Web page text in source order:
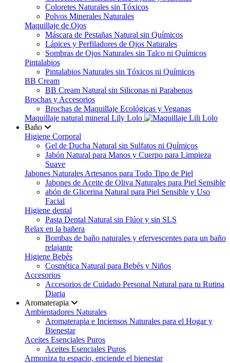
Coloretes Naturales sin Tóxicos
Polvos Minerales Naturales
Maquillaje de Ojos
Máscara de Pestañas Natural sin Químicos
Lápices y Perfiladores de Ojos Naturales
Sombras de Ojos Naturales sin Talco ni Químicos
Pintalabios
Pintalabios Naturales sin Tóxicos ni Químicos
BB Cream
BB Cream Natural sin Siliconas ni Parabenos
Brochas y Accesorios
Brochas de Maquillaje Ecológicas y Veganas
Maquillaje natural mineral Lily Lolo
Baño
Higiene Corporal
Gel de Ducha Natural sin Sulfatos ni Químicos
Jabón Natural para Manos y Cuerpo para Limpieza
Suave
Jabones Naturales Artesanos para Todo Tipo de Piel
Jabones de Aceite de Oliva Naturales para Piel Sensible
abón de Glicerina Natural para Piel Sensible y Uso
Facial
Higiene dental
Pasta Dental Natural sin Flúor y sin SLS
Relax en la bañera
Bombas de baño naturales y efervescentes para un baño
relajante
Higiene Bebés
Cosmética Natural para Bebés y Niños
Accesorios
Accesorios de Cuidado Personal Natural para tu Rutina
Diaria
Aromaterapia
Ambientadores Naturales
Aromaterapia e Inciensos Naturales para el Hogar y
Bienestar
Aceites Esenciales Puros
Aceites Esenciales Puros
Armoniza tu espacio, enciende el bienestar